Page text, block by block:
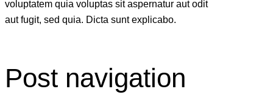
voluptatem quia voluptas sit aspernatur aut odit
aut fugit, sed quia. Dicta sunt explicabo.
Post navigation